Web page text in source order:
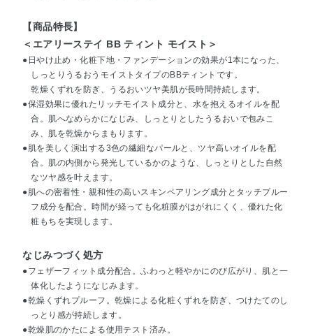
【商品特長】
＜エアリーステイ BB ティント モイスト＞
●日やけ止め・化粧下地・ファンデーションの効果が1本になった、
しっとりうるおうモイストタイプのBBティントです。
乾燥くずれを防ぎ、うるおいツヤ美肌が長時間持続します。
●保湿効果に優れたリッチモイスト成分と、水を抱えるオイルを配
合。肌へなめらかになじみ、しっとりとしたうるおいで包みこ
み、肌を乾燥からまもります。
●肌を美しく演出する3色の繊細なパールと、ツヤ高いオイルを配
合。肌の内側から発光しているかのような、しっとりとした自然
なツヤ感を叶えます。
●肌への密着性・親和性の高いスキンペアリング成分とタッチプルー
フ成分を配合。時間が経っても化粧膜がはがれにくく、優れた化
粧もちを実現します。
なじみつづく処方
●フェザーフィット成分配合。ふわっと軽やかにのび広がり、肌と一
体化したようになじみます。
●乾燥くずれプルーフ。乾燥による化粧くずれを防ぎ、つけたてのし
っとり感が持続します。
●乾燥肌のかたによる使用テスト済み。